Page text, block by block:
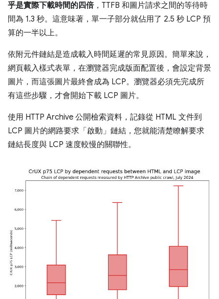
乎是實際下載時間的四倍，TTFB 和圖片請求之間的等待時
間為 1.3 秒。這意味著，單一子部分就佔用了 2.5 秒 LCP 預
算的一半以上。
依附元件鏈結是造成載入時間延遲的常見原因。簡單來說，
網頁載入樣式表單，在瀏覽器完成版面配置後，會設定背景
圖片，而這張圖片最終會成為 LCP。瀏覽器必須先完成所
有這些步驟，才會開始下載 LCP 圖片。
使用 HTTP Archive 公開檢索資料，記錄從 HTML 文件到
LCP 圖片的網路要求「啟動」鏈結，您就能清楚瞭解要求
鏈結長度與 LCP 速度較慢的關聯性。